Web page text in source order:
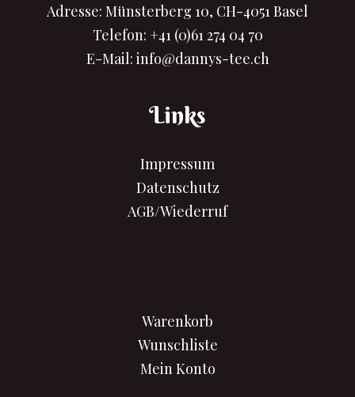
Adresse: Münsterberg 10, CH-4051 Basel
Telefon: +41 (0)61 274 04 70
E-Mail: info@dannys-tee.ch
Links
Impressum
Datenschutz
AGB/Wiederruf
Warenkorb
Wunschliste
Mein Konto